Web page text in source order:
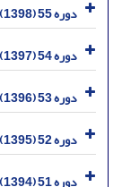
دوره 55 (1398)
دوره 54 (1397)
دوره 53 (1396)
دوره 52 (1395)
دوره 51 (1394)